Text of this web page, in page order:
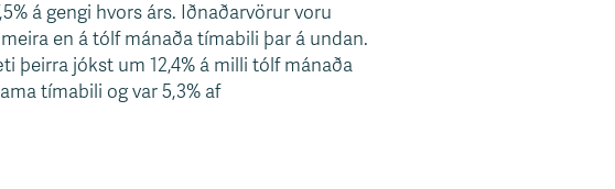
á gengi hvors árs. Iðnaðarvörur voru
en á tólf mánaða tímabili þar á undan.
þeirra jókst um 12,4% á milli tólf mánaða
tímabili og var 5,3% af